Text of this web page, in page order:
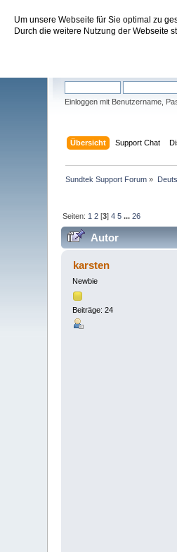
Um unsere Webseite für Sie optimal zu
Durch die weitere Nutzung der Webseite
Sundtek
Einloggen mit Benutzername,
Übersicht Support Chat
Sundtek Support Forum »
Seiten: 1 2 [3]4 5 ...26
Autor
karsten
Newbie
Beiträge: 24